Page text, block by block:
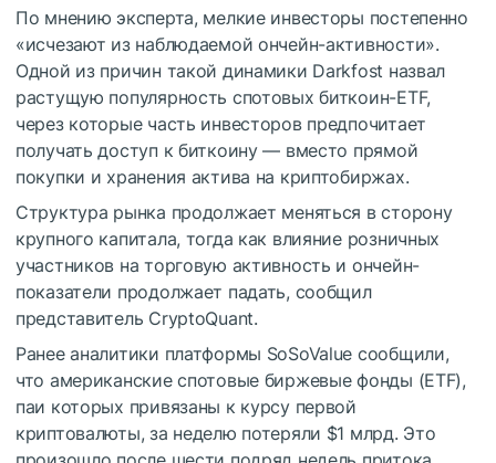
По мнению эксперта, мелкие инвесторы постепенно
«исчезают из наблюдаемой ончейн-активности».
Одной из причин такой динамики Darkfost назвал
растущую популярность спотовых биткоин-ETF,
через которые часть инвесторов предпочитает
получать доступ к биткоину — вместо прямой
покупки и хранения актива на криптобиржах.
Структура рынка продолжает меняться в сторону
крупного капитала, тогда как влияние розничных
участников на торговую активность и ончейн-
показатели продолжает падать, сообщил
представитель CryptoQuant.
Ранее аналитики платформы SoSoValue сообщили,
что американские спотовые биржевые фонды (ETF),
паи которых привязаны к курсу первой
криптовалюты, за неделю потеряли $1 млрд. Это